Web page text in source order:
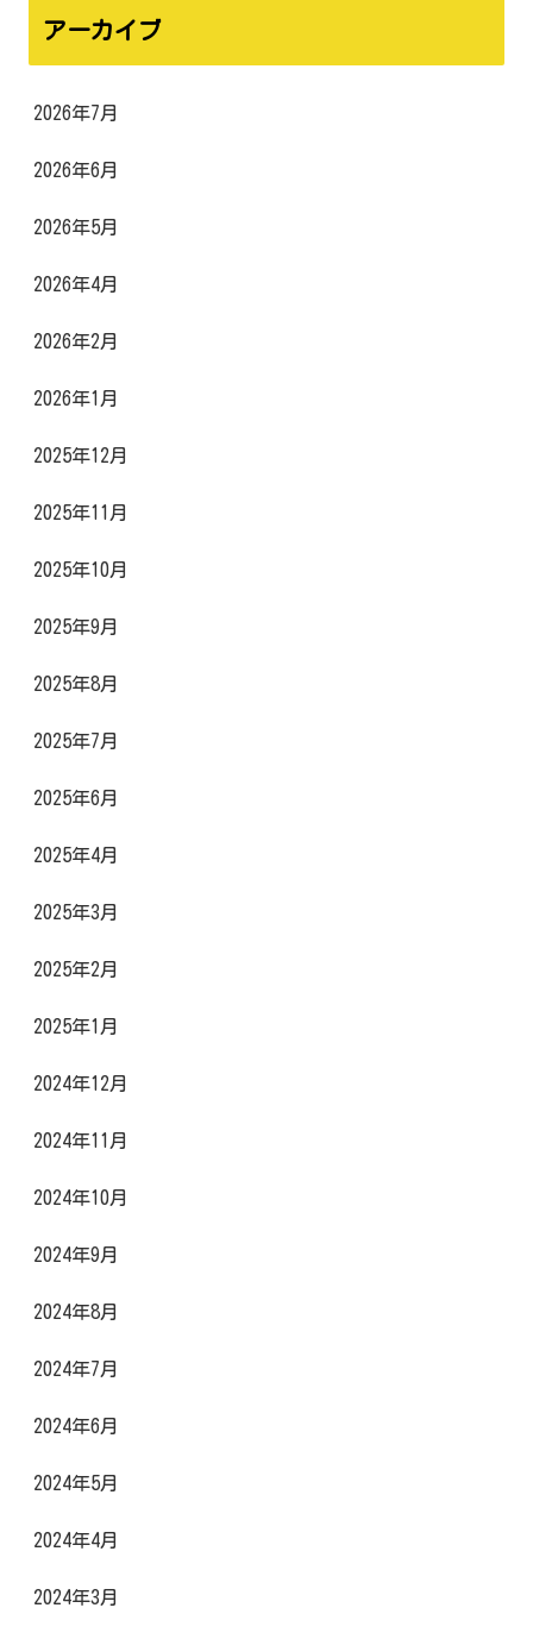
アーカイブ
2026年7月
2026年6月
2026年5月
2026年4月
2026年2月
2026年1月
2025年12月
2025年11月
2025年10月
2025年9月
2025年8月
2025年7月
2025年6月
2025年4月
2025年3月
2025年2月
2025年1月
2024年12月
2024年11月
2024年10月
2024年9月
2024年8月
2024年7月
2024年6月
2024年5月
2024年4月
2024年3月